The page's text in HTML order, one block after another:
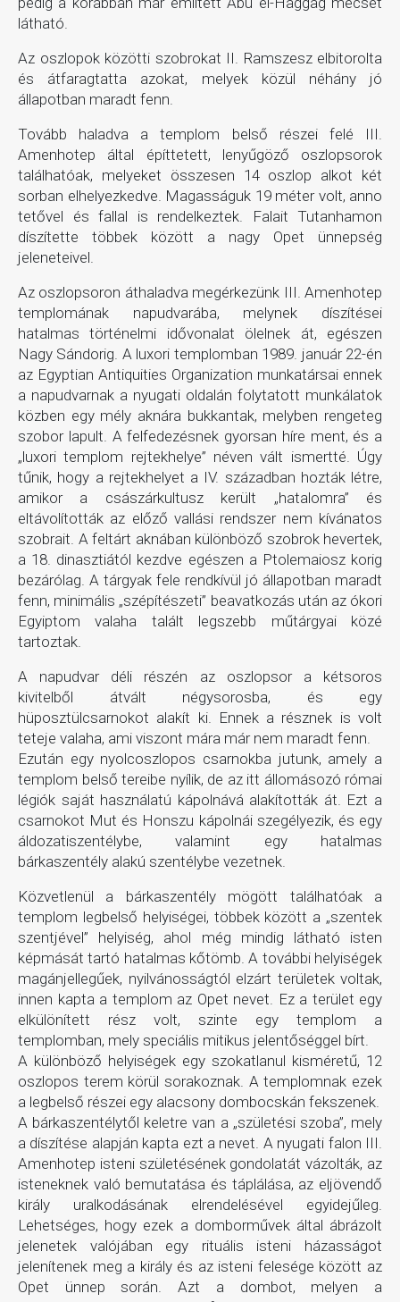
látható.
Az oszlopok közötti szobrokat II. Ramszesz elbitorolta
és átfaragtatta azokat, melyek közül néhány jó
állapotban maradt fenn.
Tovább haladva a templom belső részei felé III.
Amenhotep által építtetett, lenyűgöző oszlopsorok
találhatóak, melyeket összesen 14 oszlop alkot két
sorban elhelyezkedve. Magasságuk 19 méter volt, anno
tetővel és fallal is rendelkeztek. Falait Tutanhamon
díszítette többek között a nagy Opet ünnepség
jeleneteivel.
Az oszlopsoron áthaladva megérkezünk III. Amenhotep
templomának napudvarába, melynek díszítései
hatalmas történelmi idővonalat ölelnek át, egészen
Nagy Sándorig. A luxori templomban 1989. január 22-én
az Egyptian Antiquities Organization munkatársai ennek
a napudvarnak a nyugati oldalán folytatott munkálatok
közben egy mély aknára bukkantak, melyben rengeteg
szobor lapult. A felfedezésnek gyorsan híre ment, és a
„luxori templom rejtekhelye” néven vált ismertté. Úgy
tűnik, hogy a rejtekhelyet a IV. században hozták létre,
amikor a császárkultusz került „hatalomra” és
eltávolították az előző vallási rendszer nem kívánatos
szobrait. A feltárt aknában különböző szobrok hevertek,
a 18. dinasztiától kezdve egészen a Ptolemaiosz korig
bezárólag. A tárgyak fele rendkívül jó állapotban maradt
fenn, minimális „szépítészeti” beavatkozás után az ókori
Egyiptom valaha talált legszebb műtárgyai közé
tartoztak.
A napudvar déli részén az oszlopsor a kétsoros
kivitelből átvált négysorosba, és egy
hüposztülcsarnokot alakít ki. Ennek a résznek is volt
teteje valaha, ami viszont mára már nem maradt fenn.
Ezután egy nyolcoszlopos csarnokba jutunk, amely a
templom belső tereibe nyílik, de az itt állomásozó római
légiók saját használatú kápolnává alakították át. Ezt a
csarnokot Mut és Honszu kápolnái szegélyezik, és egy
áldozatiszentélybe, valamint egy hatalmas
bárkaszentély alakú szentélybe vezetnek.
Közvetlenül a bárkaszentély mögött találhatóak a
templom legbelső helyiségei, többek között a „szentek
szentjével” helyiség, ahol még mindig látható isten
képmását tartó hatalmas kőtömb. A további helyiségek
magánjellegűek, nyilvánosságtól elzárt területek voltak,
innen kapta a templom az Opet nevet. Ez a terület egy
elkülönített rész volt, szinte egy templom a
templomban, mely speciális mitikus jelentőséggel bírt.
A különböző helyiségek egy szokatlanul kisméretű, 12
oszlopos terem körül sorakoznak. A templomnak ezek
a legbelső részei egy alacsony dombocskán fekszenek.
A bárkaszentélytől keletre van a „születési szoba”, mely
a díszítése alapján kapta ezt a nevet. A nyugati falon III.
Amenhotep isteni születésének gondolatát vázolták, az
isteneknek való bemutatása és táplálása, az eljövendő
király uralkodásának elrendelésével egyidejűleg.
Lehetséges, hogy ezek a domborművek által ábrázolt
jelenetek valójában egy rituális isteni házasságot
jelenítenek meg a király és az isteni felesége között az
Opet ünnep során. Azt a dombot, melyen a